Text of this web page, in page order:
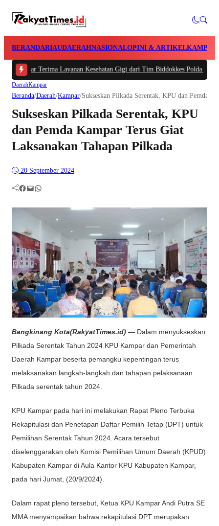
BERANDARIAUDAERAHNASIONALOPINI & ARTIKELKAMPAR
Terima Layanan Kesehatan Gigi dari Tim Biddokkes Polda Riau,
DaerahKampar
Beranda/Daerah/Kampar/Sukseskan Pilkada Serentak, KPU dan Pemda
Sukseskan Pilkada Serentak, KPU
dan Pemda Kampar Terus Giat
Laksanakan Tahapan Pilkada
20 September 2024
Facebook Mail WhatsApp
Bangkinang Kota(RakyatTimes.id) — Dalam menyukseskan
Pilkada Serentak Tahun 2024 KPU Kampar dan Pemerintah
Daerah Kampar beserta pemangku kepentingan terus
melaksanakan langkah-langkah dan tahapan pelaksanaan
Pilkada serentak tahun 2024.
KPU Kampar pada hari ini melakukan Rapat Pleno Terbuka
Rekapitulasi dan Penetapan Daftar Pemilih Tetap (DPT) untuk
Pemilihan Serentak Tahun 2024. Acara tersebut
diselenggarakan oleh Komisi Pemilihan Umum Daerah (KPUD)
Kabupaten Kampar di Aula Kantor KPU Kabupaten Kampar,
pada hari Jumat, (20/9/2024).
Dalam rapat pleno tersebut, Ketua KPU Kampar Andi Putra SE
MMA menyampaikan bahwa rekapitulasi DPT merupakan